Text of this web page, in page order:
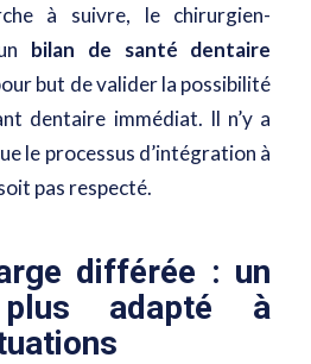
à suivre, le chirurgien-
bilan de santé dentaire
but de valider la possibilité
dentaire immédiat. Il n’y a
le processus d’intégration à
pas respecté.
différée : un
plus adapté à